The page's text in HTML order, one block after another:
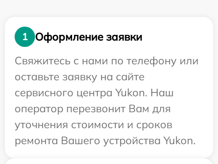
1
Оформление заявки
Свяжитесь с нами по телефону или
оставьте заявку на сайте
сервисного центра Yukon. Наш
оператор перезвонит Вам для
уточнения стоимости и сроков
ремонта Вашего устройства Yukon.